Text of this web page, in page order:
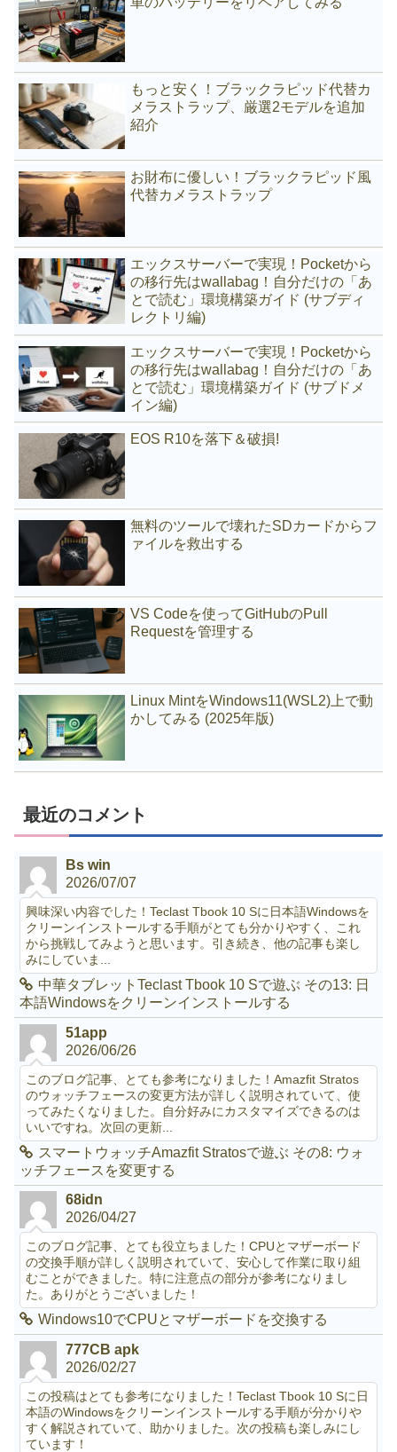
もっと安く！ブラックラピッド代替カ
メラストラップ、厳選2モデルを追加
紹介
お財布に優しい！ブラックラピッド風
代替カメラストラップ
エックスサーバーで実現！Pocketから
の移行先はwallabag！自分だけの「あ
とで読む」環境構築ガイド (サブディ
レクトリ編)
エックスサーバーで実現！Pocketから
の移行先はwallabag！自分だけの「あ
とで読む」環境構築ガイド (サブドメ
イン編)
EOS R10を落下＆破損!
無料のツールで壊れたSDカードからフ
ァイルを救出する
VS Codeを使ってGitHubのPull
Requestを管理する
Linux MintをWindows11(WSL2)上で動
かしてみる (2025年版)
最近のコメント
Bs win
2026/07/07
興味深い内容でした！Teclast Tbook 10 Sに日本語Windowsを
クリーンインストールする手順がとても分かりやすく、これ
から挑戦してみようと思います。引き続き、他の記事も楽し
みにしていま...
中華タブレットTeclast Tbook 10 Sで遊ぶ その13: 日
本語Windowsをクリーンインストールする
51app
2026/06/26
このブログ記事、とても参考になりました！Amazfit Stratos
のウォッチフェースの変更方法が詳しく説明されていて、使
ってみたくなりました。自分好みにカスタマイズできるのは
いいですね。次回の更新...
スマートウォッチAmazfit Stratosで遊ぶ その8: ウォ
ッチフェースを変更する
68idn
2026/04/27
このブログ記事、とても役立ちました！CPUとマザーボード
の交換手順が詳しく説明されていて、安心して作業に取り組
むことができました。特に注意点の部分が参考になりまし
た。ありがとうございました！
Windows10でCPUとマザーボードを交換する
777CB apk
2026/02/27
この投稿はとても参考になりました！Teclast Tbook 10 Sに日
本語のWindowsをクリーンインストールする手順が分かりや
すく解説されていて、助かりました。次の投稿も楽しみにし
ています！